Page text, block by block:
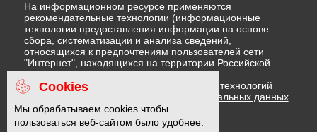
На информационном ресурсе применяются
рекомендательные технологии (информационные
технологии предоставления информации на основе
сбора, систематизации и анализа сведений,
относящихся к предпочтениям пользователей сети
"Интернет", находящихся на территории Российской
Федерации)
Правила применения рекомендательных технологий
Политика в отношении обработки персональных данных
Политика обработки файлов cookie
Cookies
Мы обрабатываем cookies чтобы
пользоваться веб-сайтом было удобнее.